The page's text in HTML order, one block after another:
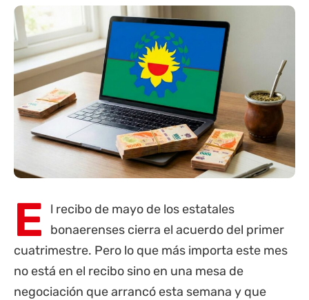
E l recibo de mayo de los estatales
bonaerenses cierra el acuerdo del primer
cuatrimestre. Pero lo que más importa este mes
no está en el recibo sino en una mesa de
negociación que arrancó esta semana y que